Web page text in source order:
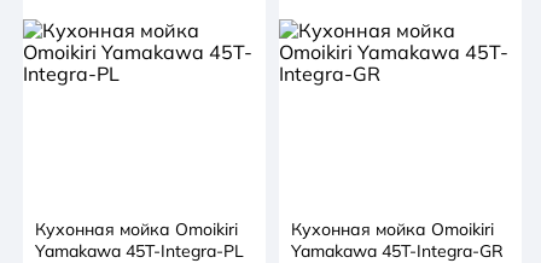
Кухонная мойка Omoikiri
Yamakawa 45T-Integra-PL
Кухонная мойка Omoikiri
Yamakawa 45T-Integra-GR